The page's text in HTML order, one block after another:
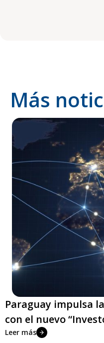
Más
Paraguay impulsa
con el nuevo
Leer más